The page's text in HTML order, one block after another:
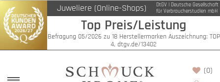
Juweliere (Online-Shops)
DtGV | Deutsche Gesellschaft
für Verbraucherstudien mbH
Top Preis/Leistung
Befragung 05/2026 zu 18 Herstellermarken Auszeichnung: TOP
4, dtgv.de/13402
(0)